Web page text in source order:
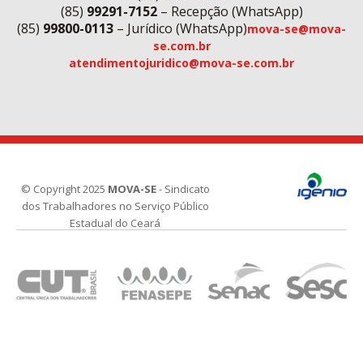
(85) 99291-7152– Recepção (WhatsApp)
(85) 99800-0113 – Jurídico (WhatsApp)mova-se@mova-
se.com.br
atendimentojuridico@mova-se.com.br
© Copyright 2025 MOVA-SE- Sindicato
dos Trabalhadores no Serviço Público
Estadual do Ceará